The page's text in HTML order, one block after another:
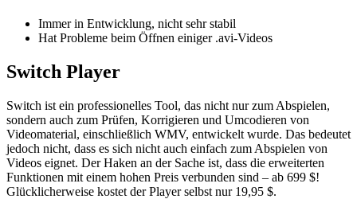
Immer in Entwicklung, nicht sehr stabil
Hat Probleme beim Öffnen einiger .avi-Videos
Switch Player
Switch ist ein professionelles Tool, das nicht nur zum Abspielen,
sondern auch zum Prüfen, Korrigieren und Umcodieren von
Videomaterial, einschließlich WMV, entwickelt wurde. Das bedeutet
jedoch nicht, dass es sich nicht auch einfach zum Abspielen von
Videos eignet. Der Haken an der Sache ist, dass die erweiterten
Funktionen mit einem hohen Preis verbunden sind – ab 699 $!
Glücklicherweise kostet der Player selbst nur 19,95 $.